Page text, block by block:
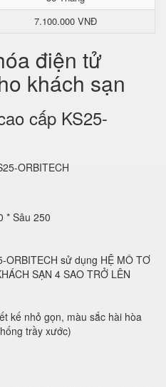
7.100.000 VNĐ
điện tử
khách sạn
cấp KS25-
* Sâu 250
ORBITECH sử dụng HỆ MÔ TƠ
SẠN 4 SAO TRỞ LÊN
kế nhỏ gọn, màu sắc hài hòa
trầy xước)